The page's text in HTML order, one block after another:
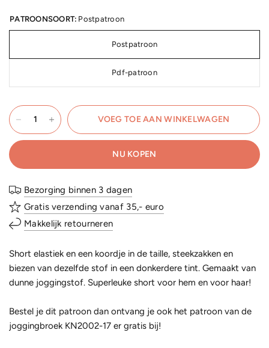
PATROONSOORT: Postpatroon
Postpatroon
Pdf-patroon
VOEG TOE AAN WINKELWAGEN
NU KOPEN
Bezorging binnen 3 dagen
Gratis verzending vanaf 35,- euro
Makkelijk retourneren
Short elastiek en een koordje in de taille, steekzakken en
biezen van dezelfde stof in een donkerdere tint. Gemaakt van
dunne joggingstof. Superleuke short voor hem en voor haar!
Bestel je dit patroon dan ontvang je ook het patroon van de
joggingbroek KN2002-17 er gratis bij!